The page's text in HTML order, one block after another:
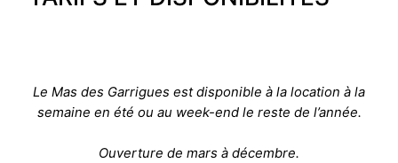
Le Mas des Garrigues est disponible à la location à la
semaine en été ou au week-end le reste de l’année.
Ouverture de mars à décembre.